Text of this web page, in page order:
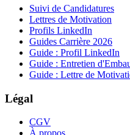
Suivi de Candidatures
Lettres de Motivation
Profils LinkedIn
Guides Carrière 2026
Guide : Profil LinkedIn
Guide : Entretien
Guide : Lettre de
Légal
CGV